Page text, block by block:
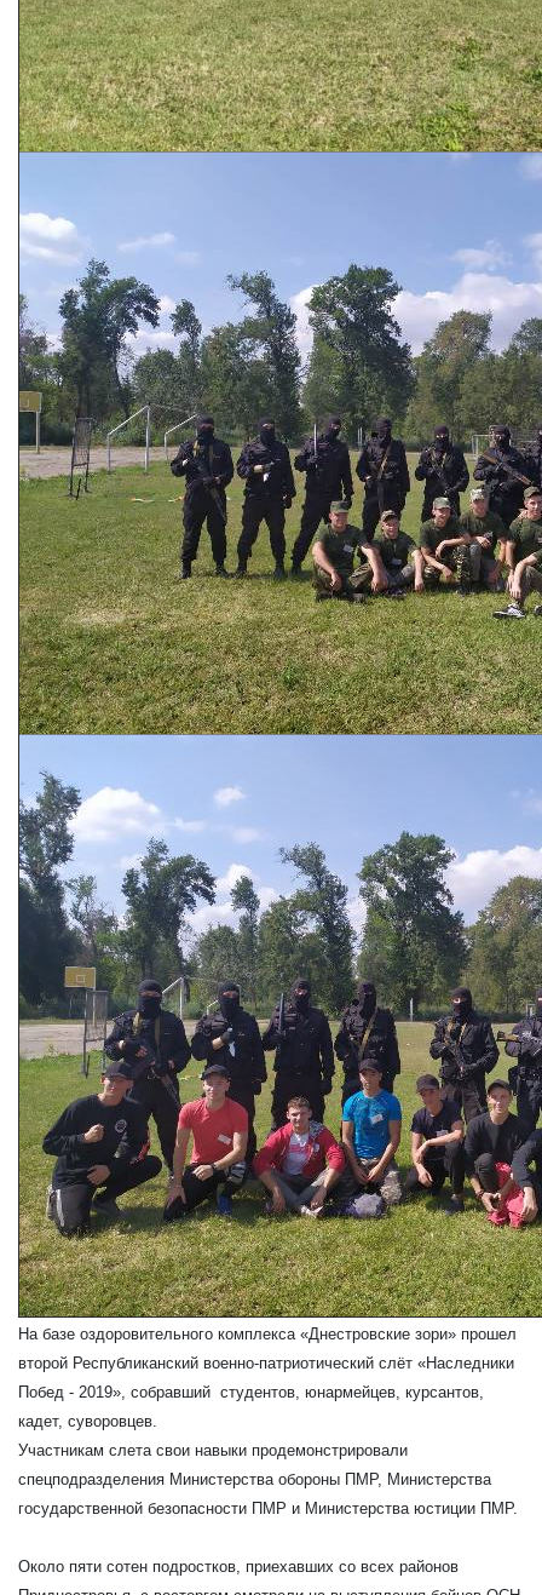
На базе оздоровительного комплекса «Днестровские зори» прошел
второй Республиканский военно-патриотический слёт «Наследники
Побед - 2019», собравший студентов, юнармейцев, курсантов,
кадет, суворовцев.
Участникам слета свои навыки продемонстрировали
спецподразделения Министерства обороны ПМР, Министерства
государственной безопасности ПМР и Министерства юстиции ПМР.
Около пяти сотен подростков, приехавших со всех районов